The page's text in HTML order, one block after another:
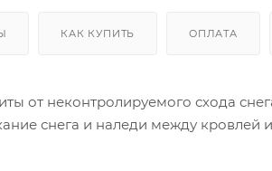
КАК КУПИТЬ ОПЛАТА
от неконтролируемого схода
снега и наледи между кровлей